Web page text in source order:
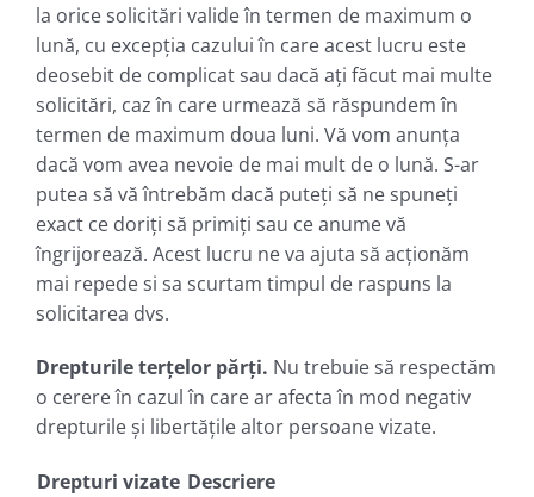
la orice solicitări valide în termen de maximum o
lună, cu excepția cazului în care acest lucru este
deosebit de complicat sau dacă ați făcut mai multe
solicitări, caz în care urmează să răspundem în
termen de maximum doua luni. Vă vom anunța
dacă vom avea nevoie de mai mult de o lună. S-ar
putea să vă întrebăm dacă puteți să ne spuneți
exact ce doriți să primiți sau ce anume vă
îngrijorează. Acest lucru ne va ajuta să acționăm
mai repede si sa scurtam timpul de raspuns la
solicitarea dvs.
Drepturile terțelor părți. Nu trebuie să respectăm
o cerere în cazul în care ar afecta în mod negativ
drepturile și libertățile altor persoane vizate.
Drepturi vizate Descriere